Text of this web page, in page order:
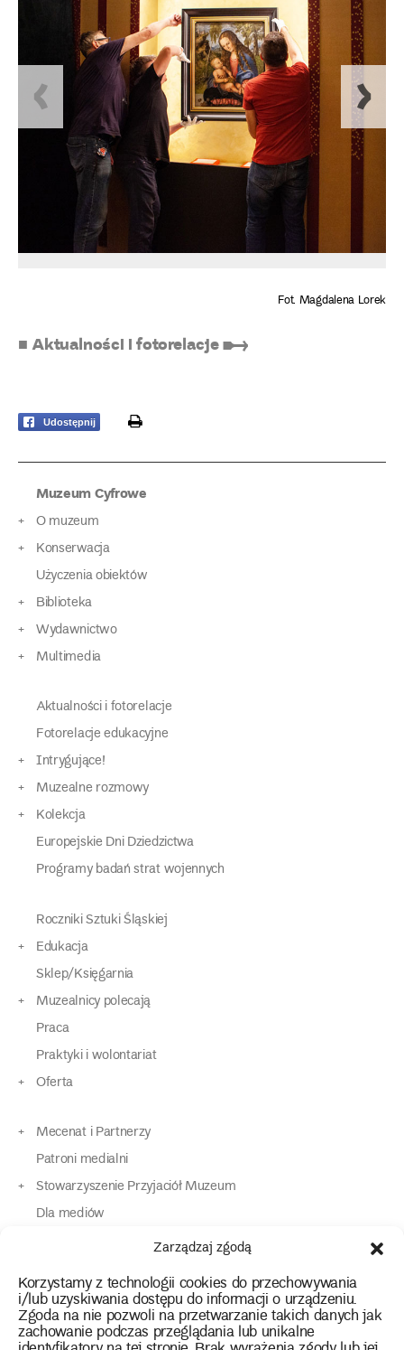
Zarządzaj zgodą
Korzystamy z technologii cookies do przechowywania
i/lub uzyskiwania dostępu do informacji o urządzeniu.
Zgoda na nie pozwoli na przetwarzanie takich danych jak
zachowanie podczas przeglądania lub unikalne
Fot. Magdalena Lorek
■ Aktualności i fotorelacje ➸
Udostępnij print
Muzeum Cyfrowe
O muzeum
Konserwacja
Użyczenia obiektów
Biblioteka
Wydawnictwo
Multimedia
Aktualności i fotorelacje
Fotorelacje edukacyjne
Intrygujące!
Muzealne rozmowy
Kolekcja
Europejskie Dni Dziedzictwa
Programy badań strat wojennych
Roczniki Sztuki Śląskiej
Edukacja
Sklep/Księgarnia
Muzealnicy polecają
Praca
Praktyki i wolontariat
Oferta
Mecenat i Partnerzy
Patroni medialni
Stowarzyszenie Przyjaciół Muzeum
Dla mediów
Dla osób o specjalnych potrzebach
Kontakt
instagram
twitterfacebookyoutube
tiktok